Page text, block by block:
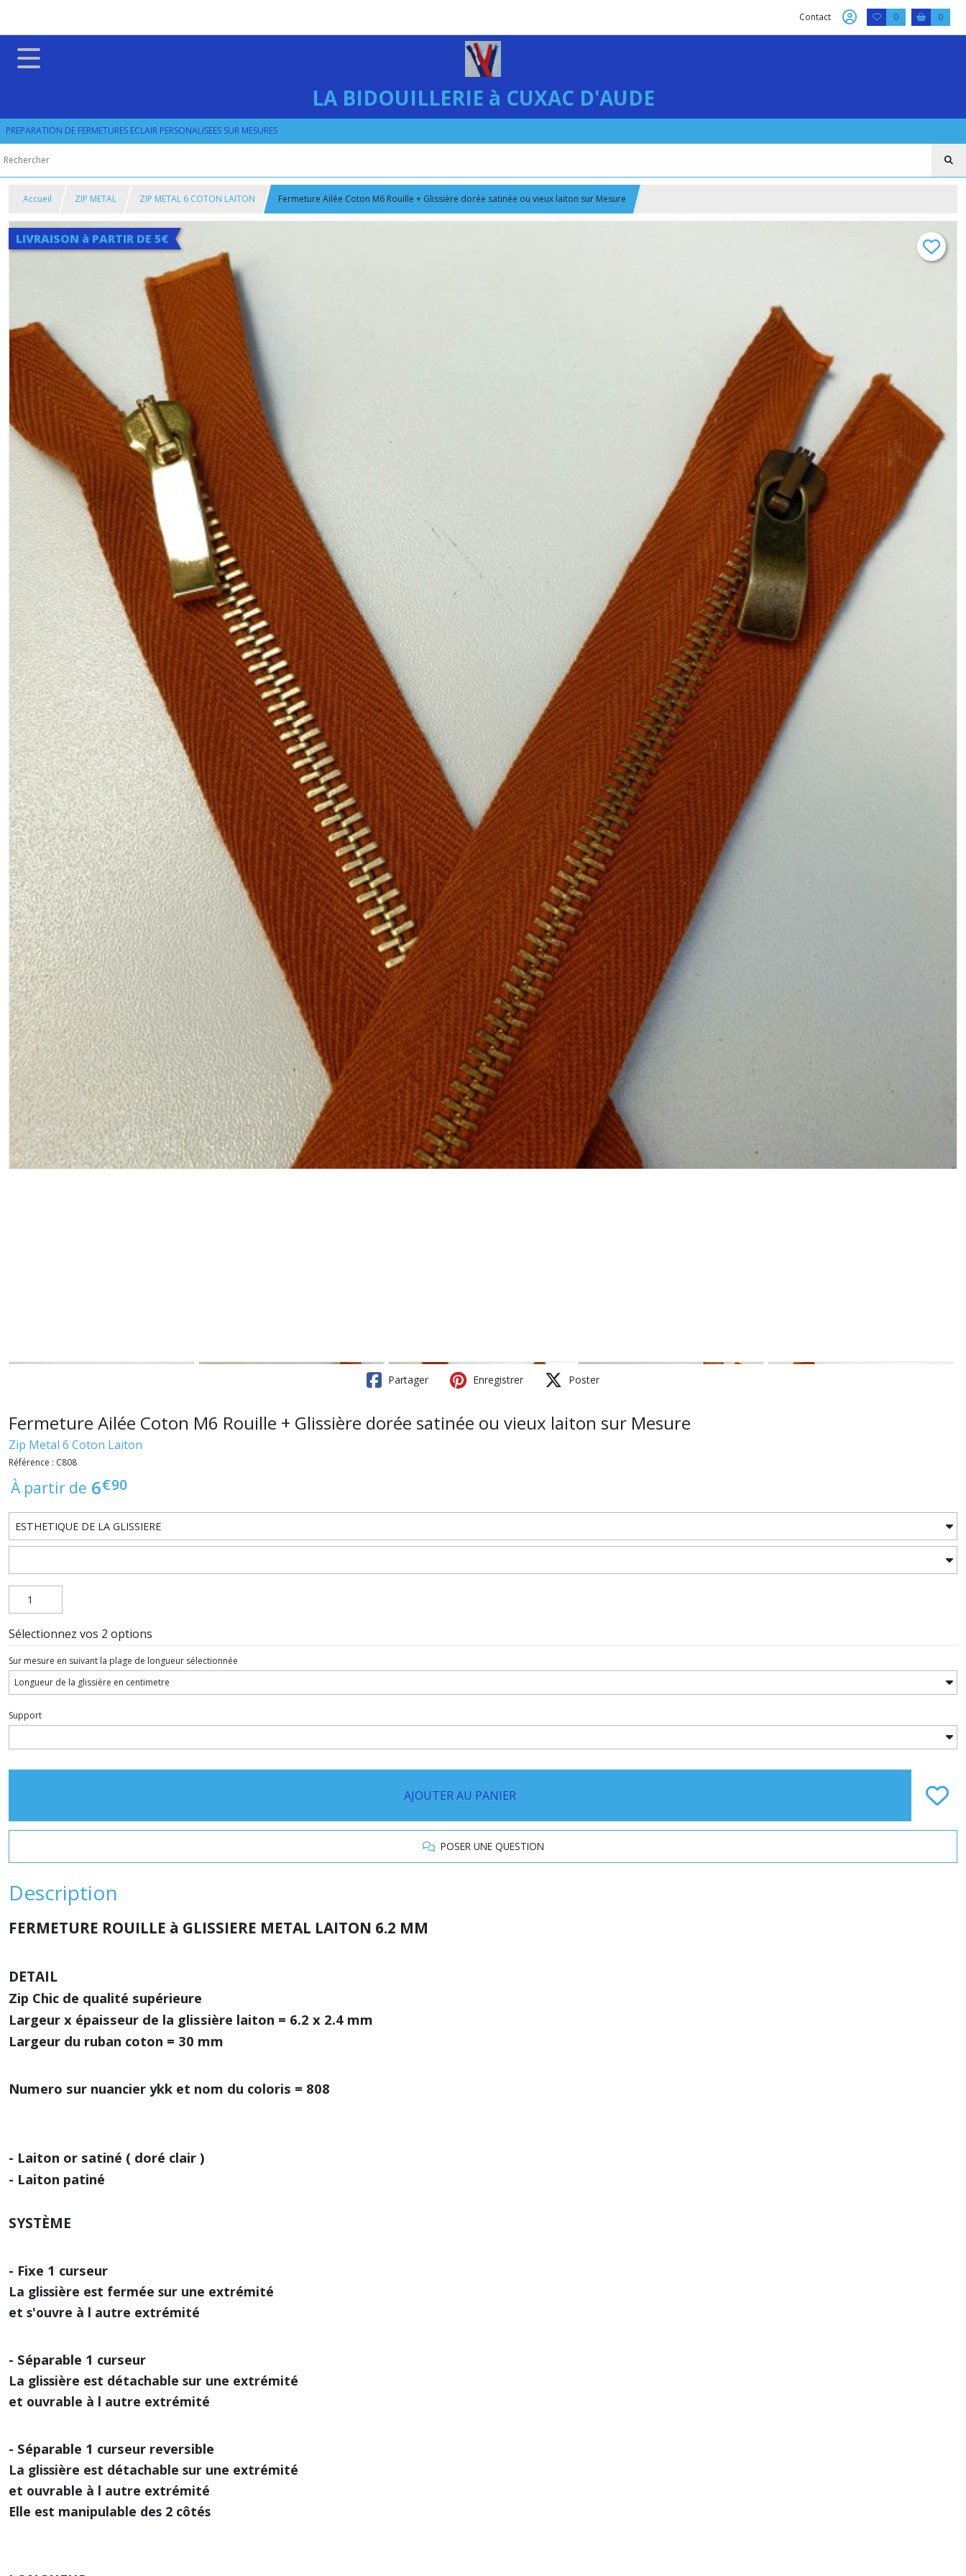
Contact 0 0
LA BIDOUILLERIE à CUXAC D'AUDE
PREPARATION DE FERMETURES ECLAIR PERSONALISEES SUR MESURES
Accueil ZIP METAL ZIP METAL 6 COTON LAITON Fermeture Ailée Coton M6 Rouille + Glissière dorée satinée ou vieux laiton sur Mesure
LIVRAISON à PARTIR DE 5€
Partager Enregistrer Poster
Fermeture Ailée Coton M6 Rouille + Glissière dorée satinée ou vieux laiton sur Mesure
Zip Metal 6 Coton Laiton
Référence : C808
À partir de 6€90
Sélectionnez vos 2 options
Sur mesure en suivant la plage de longueur sélectionnée
Support
AJOUTER AU PANIER
POSER UNE QUESTION
Description
FERMETURE ROUILLE à GLISSIERE METAL LAITON 6.2 MM
DETAIL
Zip Chic de qualité supérieure
Largeur x épaisseur de la glissière laiton = 6.2 x 2.4 mm
Largeur du ruban coton = 30 mm
Numero sur nuancier ykk et nom du coloris = 808
- Laiton or satiné ( doré clair )
- Laiton patiné
SYSTÈME
- Fixe 1 curseur
La glissière est fermée sur une extrémité
et s'ouvre à l autre extrémité
- Séparable 1 curseur
La glissière est détachable sur une extrémité
et ouvrable à l autre extrémité
- Séparable 1 curseur reversible
La glissière est détachable sur une extrémité
et ouvrable à l autre extrémité
Elle est manipulable des 2 côtés